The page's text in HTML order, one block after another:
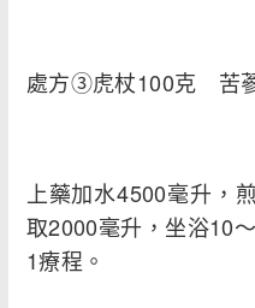
處方③虎杖100克 苦
上藥加水4500毫升，
取2000毫升，坐浴10
1療程。